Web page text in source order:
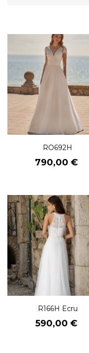
RO692H
Prix
790,00 €
R166H Ecru
Prix
590,00 €